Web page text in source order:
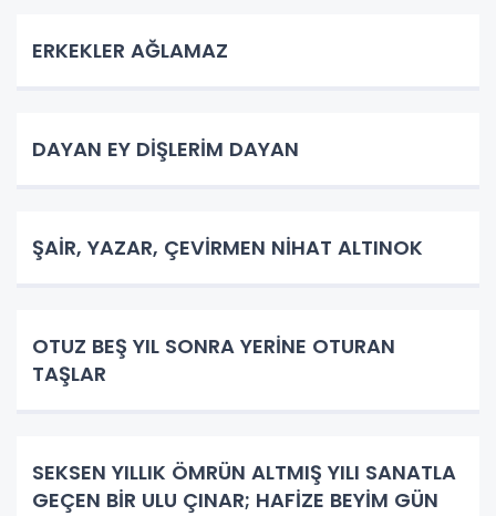
ERKEKLER AĞLAMAZ
DAYAN EY DİŞLERİM DAYAN
ŞAİR, YAZAR, ÇEVİRMEN NİHAT ALTINOK
OTUZ BEŞ YIL SONRA YERİNE OTURAN
TAŞLAR
SEKSEN YILLIK ÖMRÜN ALTMIŞ YILI SANATLA
GEÇEN BİR ULU ÇINAR; HAFİZE BEYİM GÜN